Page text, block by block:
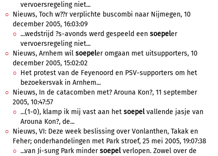
vervoersregeling niet...
Nieuws, Toch w??r verplichte buscombi naar Nijmegen, 10
december 2005, 16:03:09
...wedstrijd ?s-avonds werd gespeeld een soepeler
vervoersregeling niet...
Nieuws, Arnhem wil soepeler omgaan met uitsupporters, 10
december 2005, 15:02:02
Het protest van de Feyenoord en PSV-supporters om het
bezoekersvak in Arnhem...
Nieuws, In de catacomben met? Arouna Kon?, 11 september
2005, 10:47:57
...(1-0), klamp ik mij vast aan het soepelvallende jasje van
Arouna Kon?, de...
Nieuws, VI: Deze week beslissing over Vonlanthen, Takak en
Feher; onderhandelingen met Park stroef, 25 mei 2005, 19:07:38
...van Ji-sung Park mindersoepelverlopen. Zowel over de